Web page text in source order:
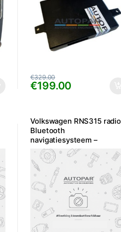
€199.00
€329.00
Volkswagen RNS315 radio
Bluetooth
navigatiesysteem –
Gebruikt